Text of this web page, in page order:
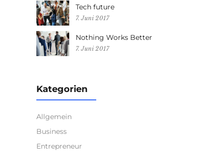
Tech future
7. Juni 2017
Nothing Works Better
7. Juni 2017
Kategorien
Allgemein
Business
Entrepreneur